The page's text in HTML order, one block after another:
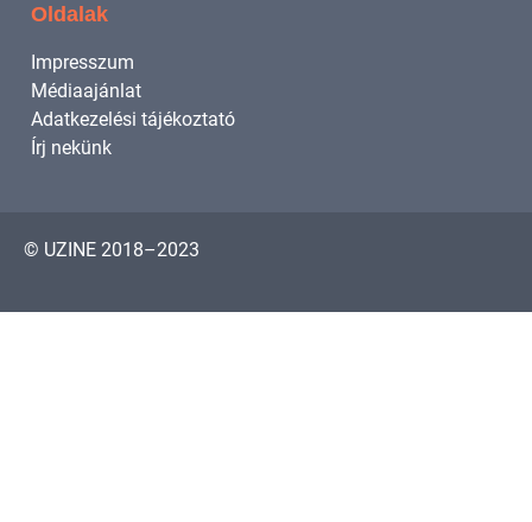
Oldalak
Impresszum
Médiaajánlat
Adatkezelési tájékoztató
Írj nekünk
© UZINE 2018–2023